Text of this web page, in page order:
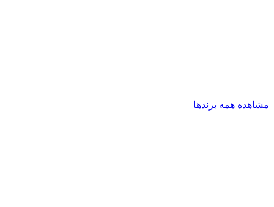
مشاهده همه برندها